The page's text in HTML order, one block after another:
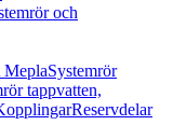
och
MeplaSystemrör
tappvatten,
Reservdelar